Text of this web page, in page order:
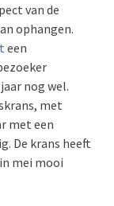
van de
ophangen.
een
nog wel.
met
met een
De krans heeft
mei mooi